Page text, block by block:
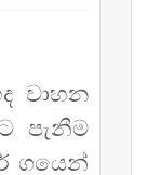
වාහන
පැනීම
ගයෙන්